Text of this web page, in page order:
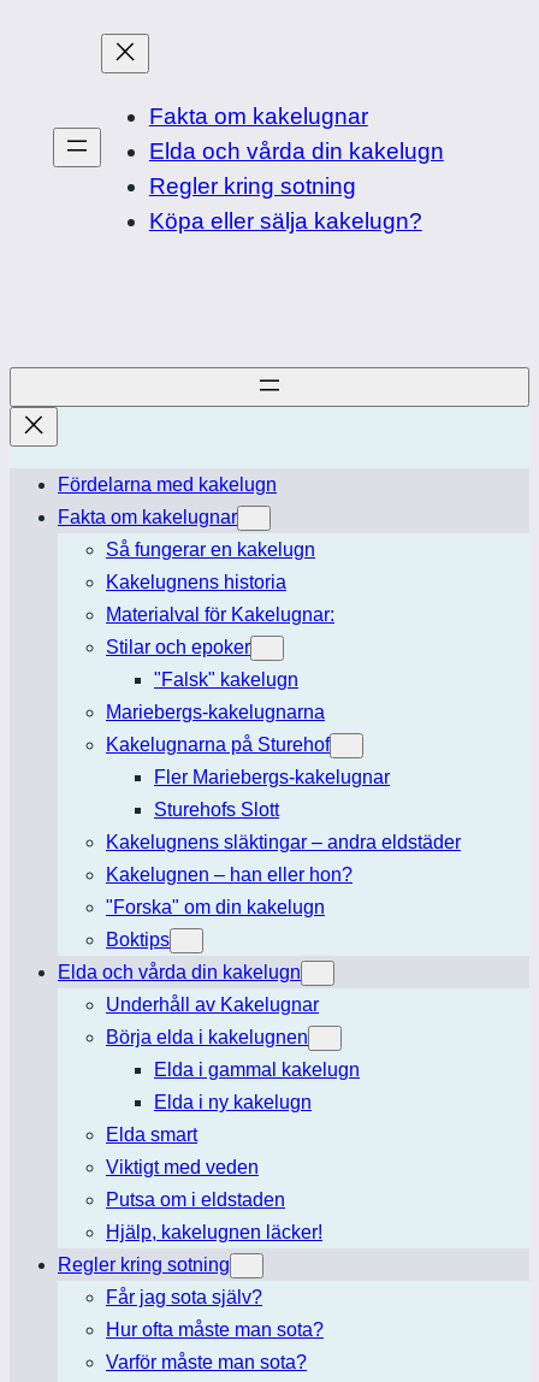
Fakta om kakelugnar
Elda och vårda din kakelugn
Regler kring sotning
Köpa eller sälja kakelugn?
Fördelarna med kakelugn
Fakta om kakelugnar
Så fungerar en kakelugn
Kakelugnens historia
Materialval för Kakelugnar:
Stilar och epoker
"Falsk" kakelugn
Mariebergs-kakelugnarna
Kakelugnarna på Sturehof
Fler Mariebergs-kakelugnar
Sturehofs Slott
Kakelugnens släktingar – andra eldstäder
Kakelugnen – han eller hon?
"Forska" om din kakelugn
Boktips
Elda och vårda din kakelugn
Underhåll av Kakelugnar
Börja elda i kakelugnen
Elda i gammal kakelugn
Elda i ny kakelugn
Elda smart
Viktigt med veden
Putsa om i eldstaden
Hjälp, kakelugnen läcker!
Regler kring sotning
Får jag sota själv?
Hur ofta måste man sota?
Varför måste man sota?